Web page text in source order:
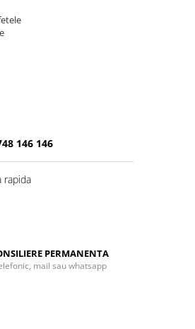
146 146
rapida
PERMANENTA
mail sau whatsapp